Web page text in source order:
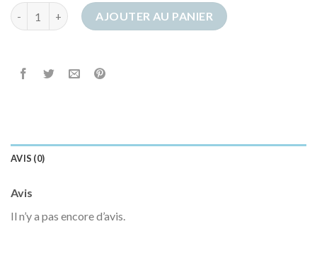
quantité de pantoufles hommeAJOUTER AU PANIER
AVIS (0)
Avis
Il n’y a pas encore d’avis.